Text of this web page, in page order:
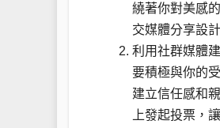
繞著你對美感
交媒體分享設
利用社群媒體
要積極與你的
建立信任感和
上發起投票，